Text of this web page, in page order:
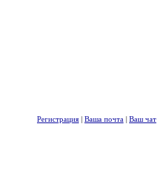
Регистрация | Ваша почта | Ваш чат